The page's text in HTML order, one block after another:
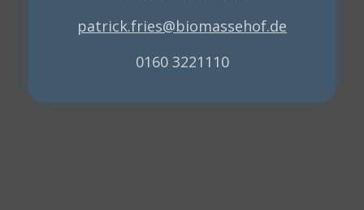
patrick.fries@biomassehof.de
0160 3221110